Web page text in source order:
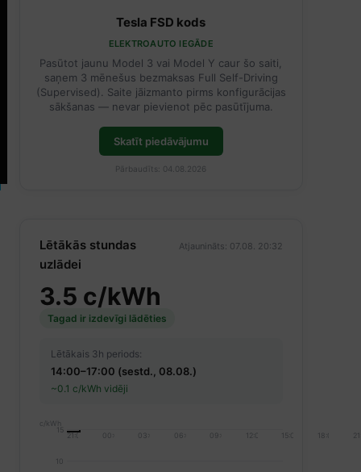
Tesla FSD kods
ELEKTROAUTO IEGĀDE
Pasūtot jaunu Model 3 vai Model Y caur šo saiti,
saņem 3 mēnešus bezmaksas Full Self-Driving
(Supervised). Saite jāizmanto pirms konfigurācijas
sākšanas — nevar pievienot pēc pasūtījuma.
Skatīt piedāvājumu
Pārbaudīts: 04.08.2026
Lētākās stundas
uzlādei
Atjaunināts: 07.08. 20:32
3.5 c/kWh
Tagad ir izdevīgi lādēties
Lētākais 3h periods:
14:00–17:00 (sestd., 08.08.)
~0.1 c/kWh vidēji
c/kWh
10
15
21:00 00:00 03:00 06:00 09:00 12:00 15:00 18:00